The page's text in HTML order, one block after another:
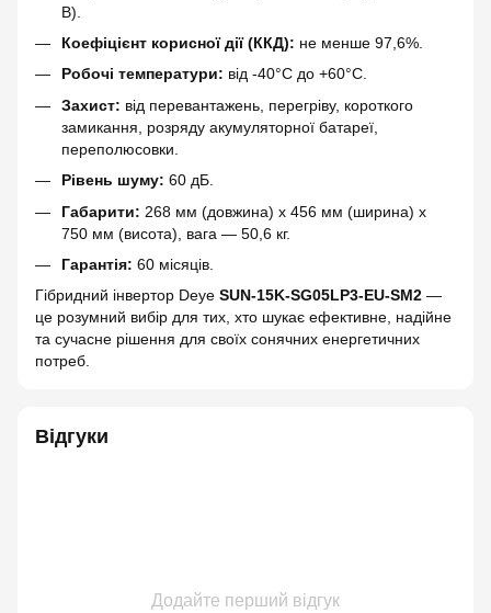
В).
Коефіцієнт корисної дії (ККД): не менше 97,6%.
Робочі температури: від -40°C до +60°C.
Захист: від перевантажень, перегріву, короткого
замикання, розряду акумуляторної батареї,
переполюсовки.
Рівень шуму: 60 дБ.
Габарити: 268 мм (довжина) x 456 мм (ширина) x
750 мм (висота), вага — 50,6 кг.
Гарантія: 60 місяців.
Гібридний інвертор Deye SUN-15K-SG05LP3-EU-SM2 —
це розумний вибір для тих, хто шукає ефективне, надійне
та сучасне рішення для своїх сонячних енергетичних
потреб.
Відгуки
Додайте перший відгук